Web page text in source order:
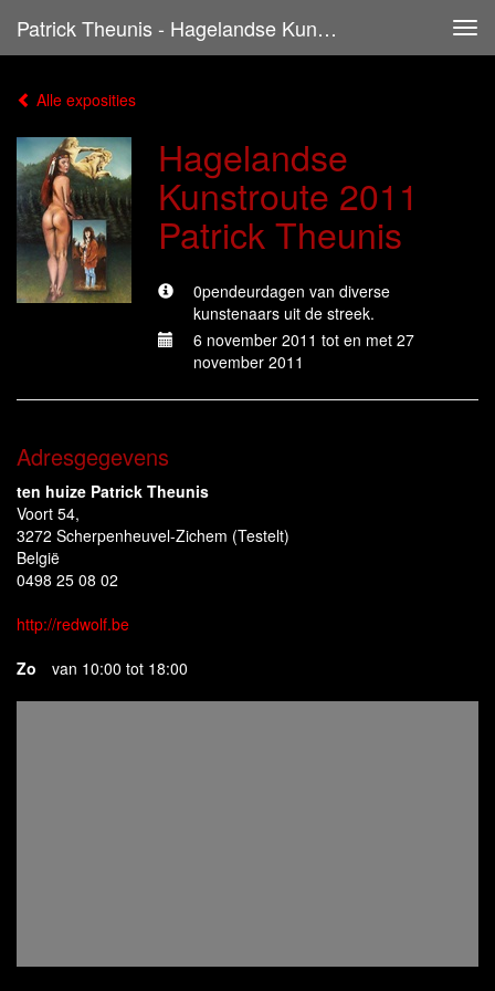
Patrick Theunis - Hagelandse Kunstroute 2011 Patrick Theunis
Alle exposities
Hagelandse
Kunstroute 2011
Patrick Theunis
0pendeurdagen van diverse
kunstenaars uit de streek.
6 november 2011 tot en met 27
november 2011
Adresgegevens
ten huize Patrick Theunis
Voort 54,
3272 Scherpenheuvel-Zichem (Testelt)
België
0498 25 08 02
http://redwolf.be
Zo
van 10:00 tot 18:00